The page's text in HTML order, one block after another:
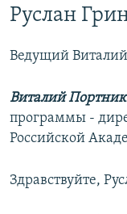
ПОДПИШИТЕСЬ
СОЦИАЛЬНЫЕ СЕТИ
Руслан
Ведущий
Виталий
программы -
Российской
Здравствуйте,